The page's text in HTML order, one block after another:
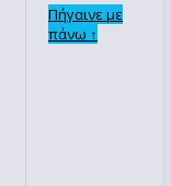
Πήγαινε με
πάνω ↑